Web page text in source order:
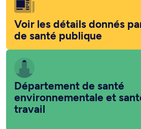
Voir les détails donnés
de santé publique
Département de santé
environnementale et
travail